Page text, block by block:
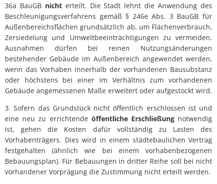
36a BauGB nicht erteilt. Die Stadt lehnt die Anwendung des
Beschleunigungsverfahrens gemäß § 246e Abs. 3 BauGB für
Außenbereichsflächen grundsätzlich ab, um Flächenverbrauch,
Zersiedelung und Umweltbeeinträchtigungen zu vermeiden.
Ausnahmen dürfen bei reinen Nutzungsänderungen
bestehender Gebäude im Außenbereich angewendet werden,
wenn das Vorhaben innerhalb der vorhandenen Bausubstanz
oder höchstens bei einer im Verhältnis zum vorhandenen
Gebäude angemessenen Maße erweitert oder aufgestockt wird.
3. Sofern das Grundstück nicht öffentlich erschlossen ist und
eine neu zu errichtende öffentliche Erschließungnotwendig
ist, gehen die Kosten dafür vollständig zu Lasten des
Vorhabenträgers. Dies wird in einem städtebaulichen Vertrag
festgehalten (ähnlich wie bei einem vorhabenbezogenen
Bebauungsplan). Für Bebauungen in dritter Reihe soll bei nicht
vorhandener Vorprägung die Zustimmung nicht erteilt werden.